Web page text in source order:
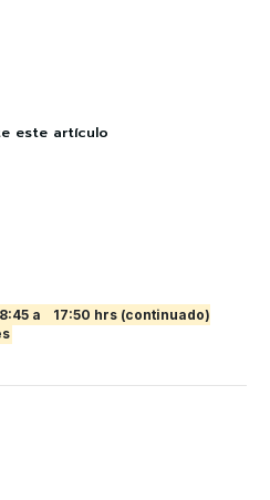
este artículo
a
17:50 hrs (continuado)